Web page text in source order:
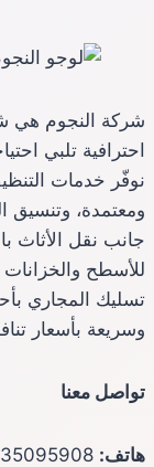
شركة النجوم هي
احترافية تلبي
نوفّر خدمات
ومعتمدة، وتنسيق
جانب نقل الأثاث
للأسطح
تسليك المجاري
وسريعة بأسعار
تواصل معنا
هاتف: